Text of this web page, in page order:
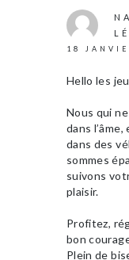
18
Hello les
Nous qui
dans
dans des
sommes
suivons
plaisir.
Profitez,
bon
Plein de